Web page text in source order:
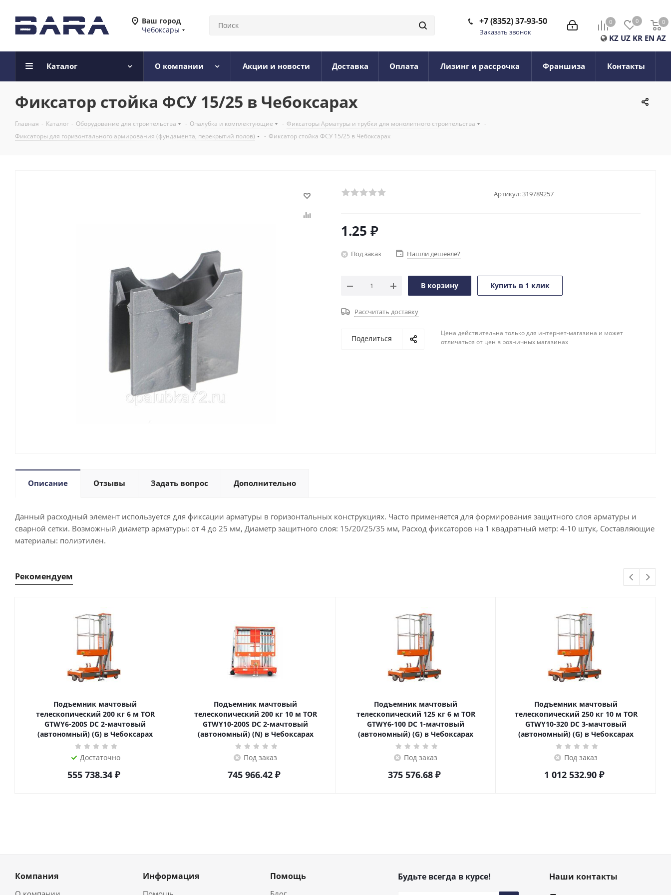
Ваш город
Чебоксары
0 0 0
0
KZ UZ KR EN AZ
+7 (8352) 37-93-50
Заказать звонок
Каталог О компании Акции и новости Доставка Оплата Лизинг и рассрочка Франшиза Контакты
Фиксатор стойка ФСУ 15/25 в Чебоксарах
Главная - Каталог - Оборудование для строительства - Опалубка и комплектующие - Фиксаторы Арматуры и трубки для монолитного строительства
-
Фиксаторы для горизонтального армирования (фундамента, перекрытий полов)
- Фиксатор стойка ФСУ 15/25 в Чебоксарах
Артикул:319789257
1.25 ₽
Под заказ Нашли дешевле?
В корзину Купить в 1 клик
Рассчитать доставку
Поделиться
Цена действительна только для интернет-магазина и может
отличаться от цен в розничных магазинах
Описание Отзывы Задать вопрос Дополнительно
Данный расходный элемент используется для фиксации арматуры в горизонтальных конструкциях. Часто применяется для формирования защитного слоя арматуры и
сварной сетки. Возможный диаметр арматуры: от 4 до 25 мм, Диаметр защитного слоя: 15/20/25/35 мм, Расход фиксаторов на 1 квадратный метр: 4-10 штук, Составляющие
материалы: полиэтилен.
Рекомендуем
Подъемник мачтовый
телескопический 200 кг 6 м TOR
GTWY6-200S DC 2-мачтовый
(автономный) (G) в Чебоксарах
Достаточно
555 738.34₽
Подъемник мачтовый
телескопический 200 кг 10 м TOR
GTWY10-200S DC 2-мачтовый
(автономный) (N) в Чебоксарах
Под заказ
745 966.42₽
Подъемник мачтовый
телескопический 125 кг 6 м TOR
GTWY6-100 DC 1-мачтовый
(автономный) (G) в Чебоксарах
Под заказ
375 576.68₽
Подъемник мачтовый
телескопический 250 кг 10 м TOR
GTWY10-320 DC 3-мачтовый
(автономный) (G) в Чебоксарах
Под заказ
1 012 532.90 ₽
Компания Информация Помощь Будьте всегда в курсе!
Наши контакты